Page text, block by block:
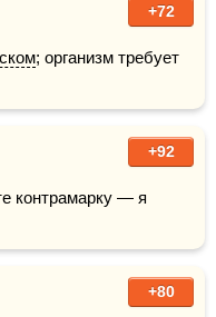
+72
+92
контрамарку — я
+80